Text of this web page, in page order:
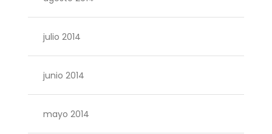
julio 2014
junio 2014
mayo 2014